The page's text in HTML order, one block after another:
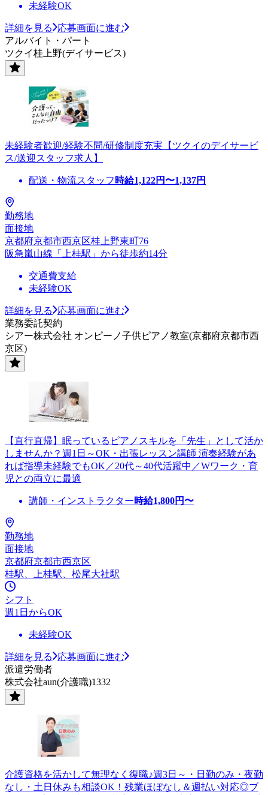
未経験OK
詳細を見る
応募画面に進む
アルバイト・パート
ツクイ桂上野(デイサービス)
未経験者歓迎/経験不問/研修制度充実【ツクイのデイサービ
ス/送迎スタッフ求人】
配送・物流スタッフ 時給1,122円〜1,137円
勤務地
面接地
京都府京都市西京区桂上野東町76
阪急嵐山線「上桂駅」から徒歩約14分
交通費支給
未経験OK
詳細を見る
応募画面に進む
業務委託契約
シアー株式会社 オンピーノ子供ピアノ教室(京都府京都市西
京区)
【直行直帰】眠っているピアノスキルを「先生」として活か
しませんか？週1日～OK・出張レッスン講師 演奏経験があ
れば指導未経験でもOK／20代～40代活躍中／Wワーク・育
児との両立に最適
講師・インストラクター時給1,800円〜
勤務地
面接地
京都府京都市西京区
桂駅、上桂駅、松尾大社駅
シフト
週1日からOK
未経験OK
詳細を見る
応募画面に進む
派遣労働者
株式会社aun(介護職)1332
介護資格を活かして無理なく復職♪週3日～・日勤のみ・夜勤
なし・土日休みも相談OK！残業ほぼなし＆週払い対応◎ブ